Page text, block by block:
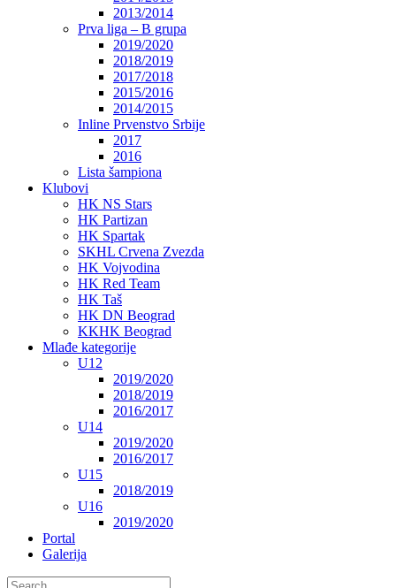
2013/2014
Prva liga – B grupa
2019/2020
2018/2019
2017/2018
2015/2016
2014/2015
Inline Prvenstvo Srbije
2017
2016
Lista šampiona
Klubovi
HK NS Stars
HK Partizan
HK Spartak
SKHL Crvena Zvezda
HK Vojvodina
HK Red Team
HK Taš
HK DN Beograd
KKHK Beograd
Mlađe kategorije
U12
2019/2020
2018/2019
2016/2017
U14
2019/2020
2016/2017
U15
2018/2019
U16
2019/2020
Portal
Galerija